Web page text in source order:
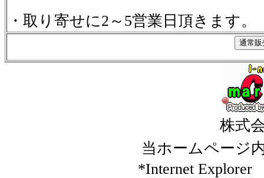
・取り寄せに2～5営業日頂きます。
株式
当ホームページ
*Internet